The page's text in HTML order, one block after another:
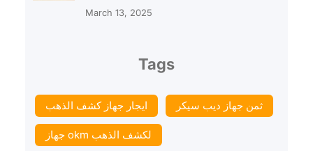
March 13, 2025
Tags
ايجار جهاز كشف الذهب ثمن جهاز ديب سيكر
جهاز okm لكشف الذهب